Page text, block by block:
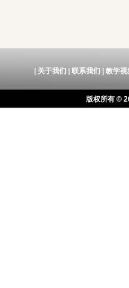
关于我们 联系我们 教学视
版权所有 ©